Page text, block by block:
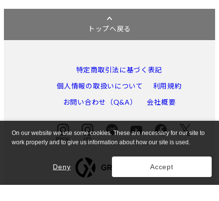
トップへ戻る
特定商取引法に基づく表記
個人情報の取扱いについて
利用規約
お問い合わせ（Q&A）
会社概要
On our website we use some cookies. These are necessary for our site to
work properly and to give us information about how our site is used.
Deny Accept